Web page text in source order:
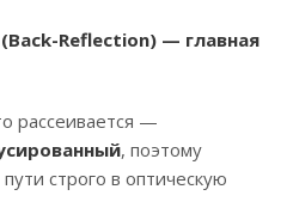
Reflection) — главная
рассеивается —
, поэтому
строго в оптическую